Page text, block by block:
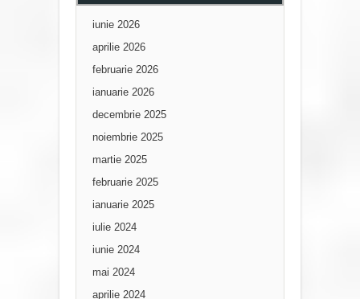
iunie 2026
aprilie 2026
februarie 2026
ianuarie 2026
decembrie 2025
noiembrie 2025
martie 2025
februarie 2025
ianuarie 2025
iulie 2024
iunie 2024
mai 2024
aprilie 2024